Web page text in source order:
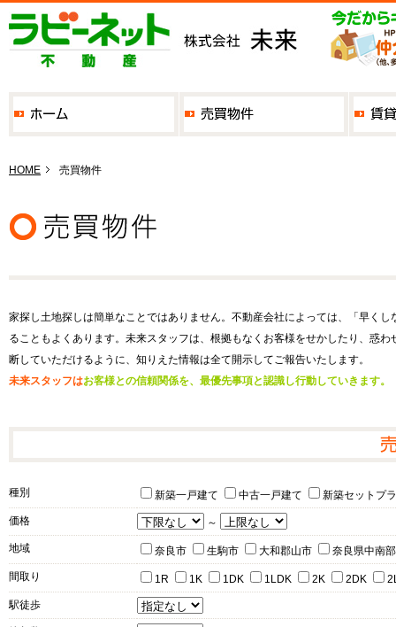
HOME 売買物件
家探し土地探しは簡単なことではありません。不動産会社によっては、「早く
ることもよくあります。未来スタッフは、根拠もなくお客様をせかしたり、惑
断していただけるように、知りえた情報は全て開示してご報告いたします。
未来スタッフはお客様との信頼関係を、最優先事項と認識し行動していきます。
種別 新築一戸建て 中古一戸建て 新築セットプ
価格 ～
地域 奈良市 生駒市 大和郡山市 奈良県中南部
間取り 1R 1K 1DK 1LDK 2K 2DK
駅徒歩